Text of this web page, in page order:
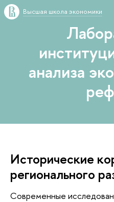
Высшая школа экономики
анализа
Исторические
регионального
Современные